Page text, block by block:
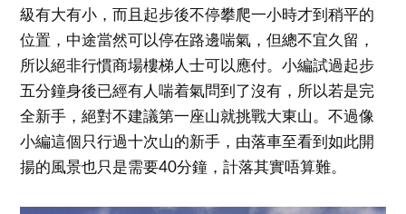
級有大有小，而且起步後不停攀爬一小時才到稍平的
位置，中途當然可以停在路邊喘氣，但總不宜久留，
所以絕非行慣商場樓梯人士可以應付。小編試過起步
五分鐘身後已經有人喘着氣問到了沒有，所以若是完
全新手，絕對不建議第一座山就挑戰大東山。不過像
小編這個只行過十次山的新手，由落車至看到如此開
揚的風景也只是需要40分鐘，計落其實唔算難。